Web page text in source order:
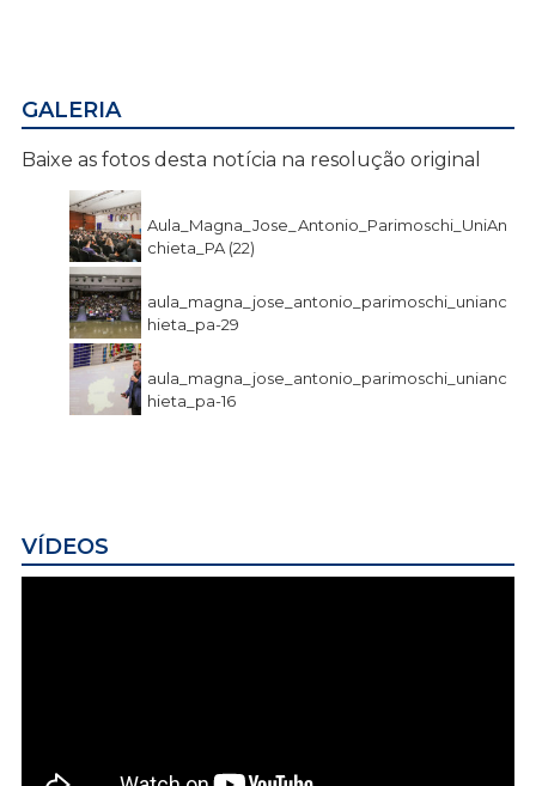
GALERIA
Baixe as fotos desta notícia na resolução original
Aula_Magna_Jose_Antonio_Parimoschi_UniAn
chieta_PA (22)
aula_magna_jose_antonio_parimoschi_unianc
hieta_pa-29
aula_magna_jose_antonio_parimoschi_unianc
hieta_pa-16
VÍDEOS